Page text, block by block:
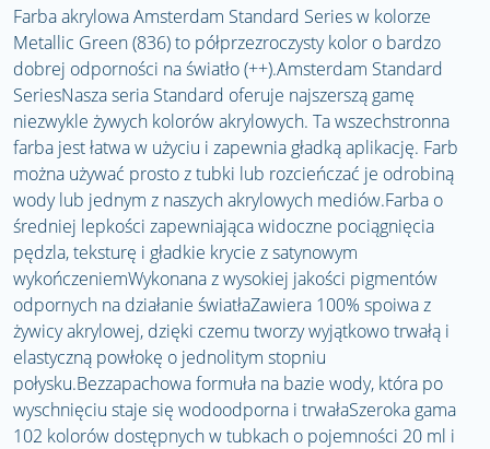
Farba akrylowa Amsterdam Standard Series w kolorze
Metallic Green (836) to półprzezroczysty kolor o bardzo
dobrej odporności na światło (++).Amsterdam Standard
SeriesNasza seria Standard oferuje najszerszą gamę
niezwykle żywych kolorów akrylowych. Ta wszechstronna
farba jest łatwa w użyciu i zapewnia gładką aplikację. Farb
można używać prosto z tubki lub rozcieńczać je odrobiną
wody lub jednym z naszych akrylowych mediów.Farba o
średniej lepkości zapewniająca widoczne pociągnięcia
pędzla, teksturę i gładkie krycie z satynowym
wykończeniemWykonana z wysokiej jakości pigmentów
odpornych na działanie światłaZawiera 100% spoiwa z
żywicy akrylowej, dzięki czemu tworzy wyjątkowo trwałą i
elastyczną powłokę o jednolitym stopniu
połysku.Bezzapachowa formuła na bazie wody, która po
wyschnięciu staje się wodoodporna i trwałaSzeroka gama
102 kolorów dostępnych w tubkach o pojemności 20 ml i